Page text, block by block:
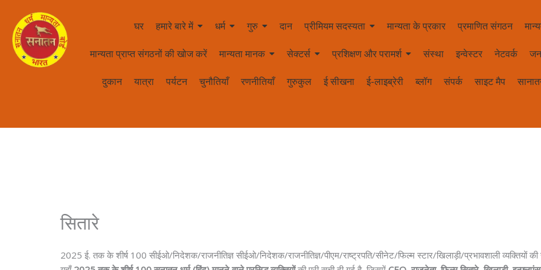
घर हमारे बारे में धर्म गुरु दान प्रीमियम सदस्यता मान्यता के प्रकार प्रमाणित संगठन
मान्यता प्राप्त संगठनों की खोज करें मान्यता मानक सेक्टर्स प्रशिक्षण और परामर्श संस्था इन्वेस्टर नेटवर्क
दुकान यात्रा पर्यटन चुनौतियाँ रणनीतियाँ गुरुकुल ई सीखना ई-लाइब्रेरी ब्लॉग संपर्क साइट मैप
सितारे
2025 ई. तक के शीर्ष 100 सीईओ/निदेशक/राजनीतिज्ञ सीईओ/निदेशक/राजनीतिज्ञ/पीएम/राष्ट्रपति/सीनेट/फिल्म स्टार/खिलाड़ी/प्रभावशाली व्यक्तियों